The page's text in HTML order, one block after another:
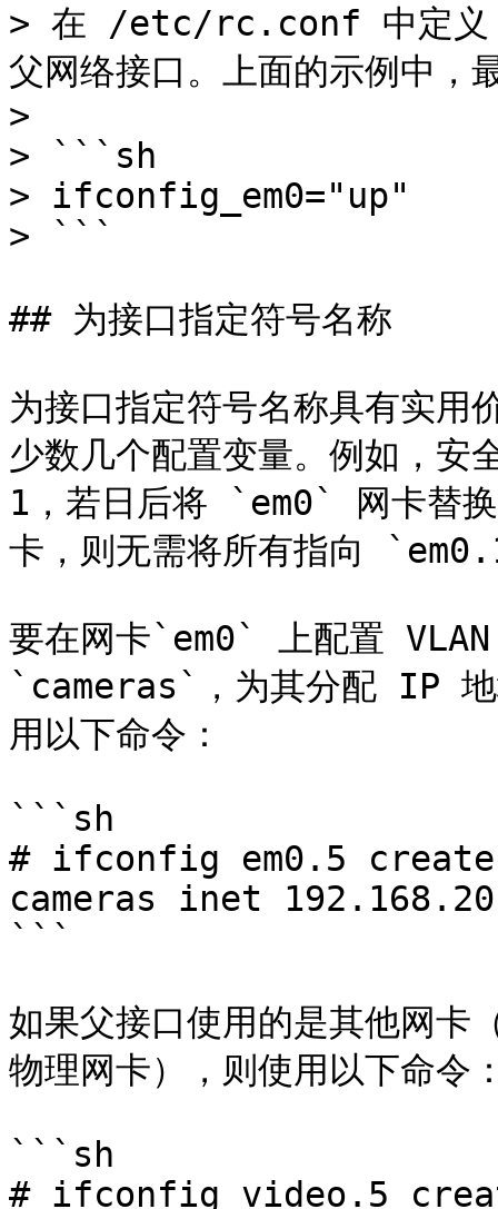
> 在 /etc/rc.conf 中定义
父网络接口。上面的示例中，
>
> ```sh
> ifconfig_em0="up"
> ```
## 为接口指定符号名称
为接口指定符号名称具有实用
少数几个配置变量。例如，
1，若日后将 `em0` 网卡替
卡，则无需将所有指向
要在网卡`em0` 上配置
`cameras`，为其分配 IP
用以下命令：
```sh
# ifconfig em0.5 create
cameras inet
```
如果父接口使用的是其他网
物理网卡），则使用以下命令
```sh
# ifconfig video.5